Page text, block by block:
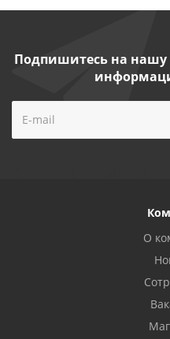
Подпишитесь на нашу
О